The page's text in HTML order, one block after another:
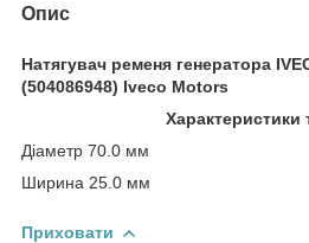
Опис
Натягувач ременя генератора
(504086948) Iveco Motors
Характеристики
Діаметр 70.0 мм
Ширина 25.0 мм
Приховати